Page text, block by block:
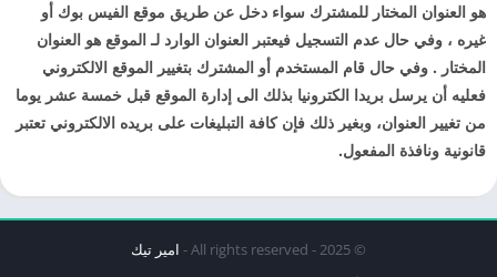
هو العنوان المختار للمشترك سواء دخل عن طريق موقع الفيس بوك أو
غيره ، وفي حال عدم التسجيل فيعتبر العنوان الوارد لـ الموقع هو العنوان
المختار . وفي حال قام المستخدم أو المشترك بتغيير الموقع الالكتروني
فعليه أن يرسل بريدا الكترونيا بذلك الى إدارة الموقع قبل خمسة عشر يوما
من تغيير العنوان، وبغير ذلك فإن كافة التبليغات على بريده الالكتروني تعتبر
قانونية ونافذة المفعول.
© 2025 - All rights reserved -
امير تيك